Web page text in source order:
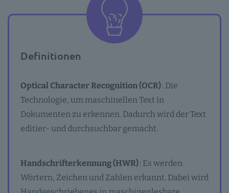
Definitionen
Optical Character Recognition (OCR): Die
Technologie, um maschinellen Text in
Dokumenten zu erkennen. Dadurch wird der Text
editier- und durchsuchbar gemacht.
Handschrifterkennung (HWR): Es werden
Wörtern, Zeichen und Zahlen erkannt. Dabei wird